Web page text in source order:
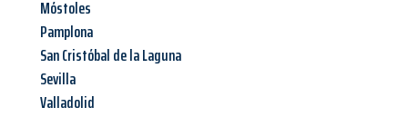
Móstoles
Pamplona
San Cristóbal de la Laguna
Sevilla
Valladolid